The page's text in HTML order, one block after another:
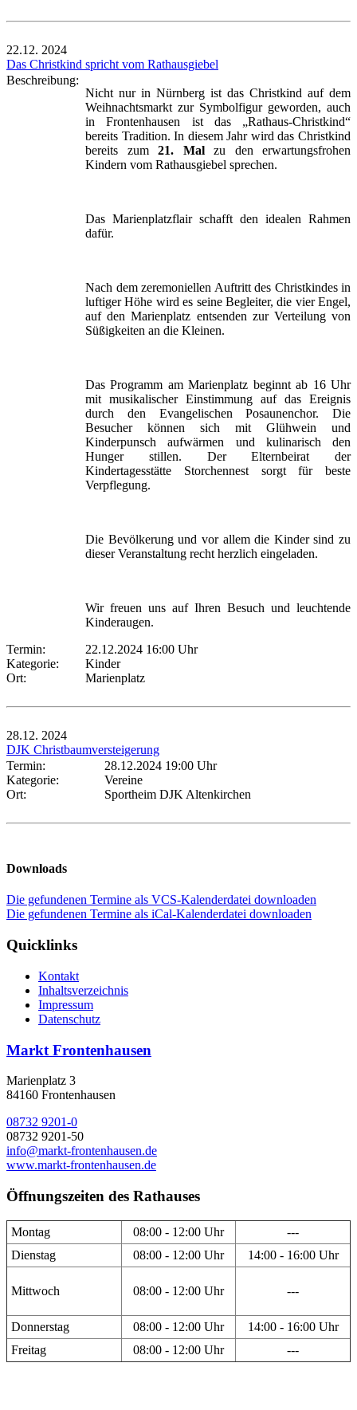
22.12. 2024
Das Christkind spricht vom Rathausgiebel
Beschreibung:
Nicht nur in Nürnberg ist das Christkind auf dem
Weihnachtsmarkt zur Symbolfigur geworden, auch
in Frontenhausen ist das „Rathaus-Christkind“
bereits Tradition. In diesem Jahr wird das Christkind
bereits zum 21. Malzu den erwartungsfrohen
Kindern vom Rathausgiebel sprechen.
Das Marienplatzflair schafft den idealen Rahmen
dafür.
Nach dem zeremoniellen Auftritt des Christkindes in
luftiger Höhe wird es seine Begleiter, die vier Engel,
auf den Marienplatz entsenden zur Verteilung von
Süßigkeiten an die Kleinen.
Das Programm am Marienplatz beginnt ab 16 Uhr
mit musikalischer Einstimmung auf das Ereignis
durch den Evangelischen Posaunenchor. Die
Besucher können sich mit Glühwein und
Kinderpunsch aufwärmen und kulinarisch den
Hunger stillen. Der Elternbeirat der
Kindertagesstätte Storchennest sorgt für beste
Verpflegung.
Die Bevölkerung und vor allem die Kinder sind zu
dieser Veranstaltung recht herzlich eingeladen.
Wir freuen uns auf Ihren Besuch und leuchtende
Kinderaugen.
Termin:
22.12.2024 16:00 Uhr
Kategorie:
Kinder
Ort:
Marienplatz
28.12. 2024
DJK Christbaumversteigerung
Termin:
28.12.2024 19:00 Uhr
Kategorie:
Vereine
Ort:
Sportheim DJK Altenkirchen
Downloads
Die gefundenen Termine als VCS-Kalenderdatei downloaden
Die gefundenen Termine als iCal-Kalenderdatei downloaden
Quicklinks
Kontakt
Inhaltsverzeichnis
Impressum
Datenschutz
Markt Frontenhausen
Marienplatz 3
84160 Frontenhausen
08732 9201-0
08732 9201-50
info@markt-frontenhausen.de
www.markt-frontenhausen.de
Öffnungszeiten des Rathauses
Montag 08:00 - 12:00 Uhr
---
Dienstag
08:00 - 12:00 Uhr 14:00 - 16:00 Uhr
Mittwoch 08:00 - 12:00 Uhr ---
Donnerstag 08:00 - 12:00 Uhr
14:00 - 16:00 Uhr
Freitag
08:00 - 12:00 Uhr ---